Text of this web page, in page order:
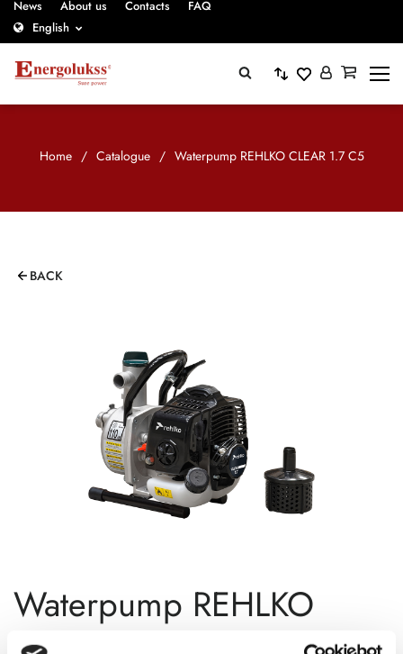
News About us Contacts
FAQ
English
Home / Catalogue / Waterpump REHLKO CLEAR 1.7 C5
BACK
Waterpump REHLKO